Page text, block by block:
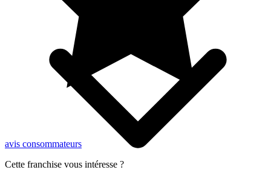
avis consommateurs
Cette franchise vous intéresse ?